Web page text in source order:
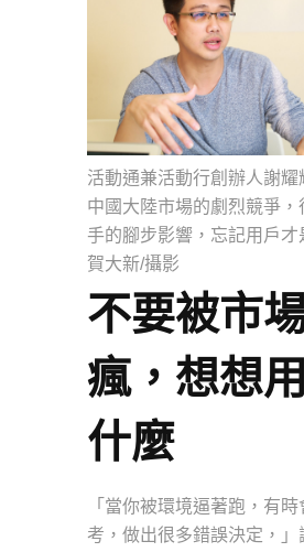
活動通兼活動行創辦人謝
中國大陸市場的劇烈競爭
手的腳步影響，忘記用戶才
賀大新/攝影
不要被市
瘋，想想
什麼
「當你被環境逼著跑，有
考，做出很多錯誤決定，」